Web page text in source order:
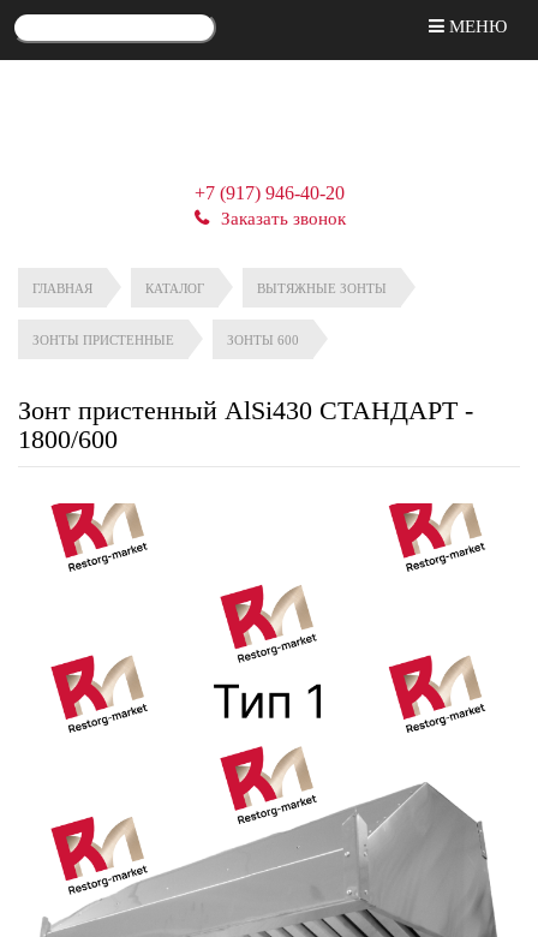
МЕНЮ
+7 (917) 946-40-20
Заказать звонок
ГЛАВНАЯ КАТАЛОГ ВЫТЯЖНЫЕ ЗОНТЫ
ЗОНТЫ ПРИСТЕННЫЕ ЗОНТЫ 600
Зонт пристенный AlSi430 СТАНДАРТ -
1800/600